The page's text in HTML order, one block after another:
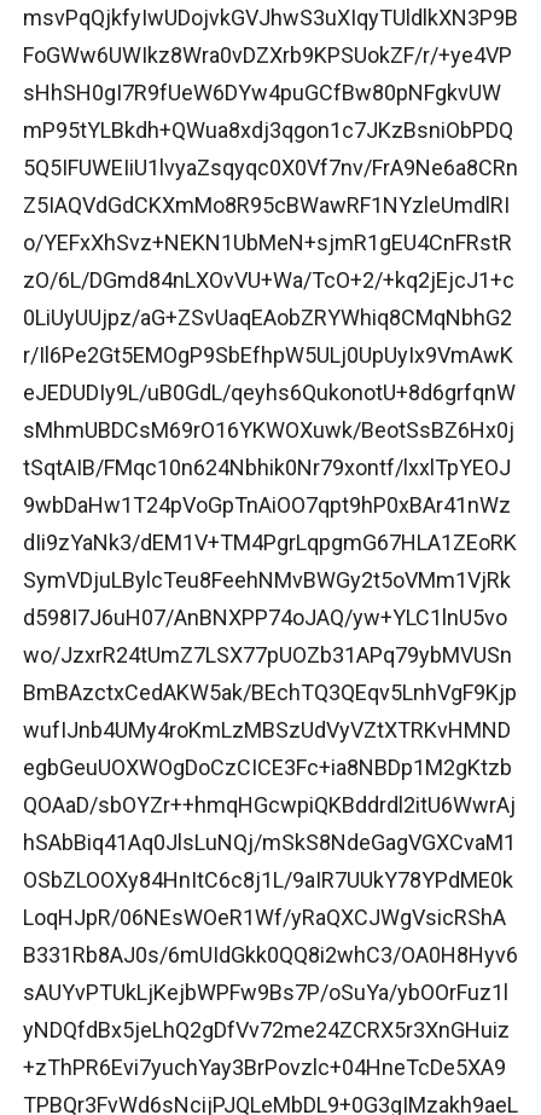
msvPqQjkfyIwUDojvkGVJhwS3uXIqyTUldlkXN3P9B
FoGWw6UWIkz8Wra0vDZXrb9KPSUokZF/r/+ye4VP
sHhSH0gI7R9fUeW6DYw4puGCfBw80pNFgkvUW
mP95tYLBkdh+QWua8xdj3qgon1c7JKzBsniObPDQ
5Q5IFUWEIiU1lvyaZsqyqc0X0Vf7nv/FrA9Ne6a8CRn
Z5IAQVdGdCKXmMo8R95cBWawRF1NYzleUmdlRI
o/YEFxXhSvz+NEKN1UbMeN+sjmR1gEU4CnFRstR
zO/6L/DGmd84nLXOvVU+Wa/TcO+2/+kq2jEjcJ1+c
0LiUyUUjpz/aG+ZSvUaqEAobZRYWhiq8CMqNbhG2
r/Il6Pe2Gt5EMOgP9SbEfhpW5ULj0UpUyIx9VmAwK
eJEDUDIy9L/uB0GdL/qeyhs6QukonotU+8d6grfqnW
sMhmUBDCsM69rO16YKWOXuwk/BeotSsBZ6Hx0j
tSqtAIB/FMqc10n624Nbhik0Nr79xontf/lxxlTpYEOJ
9wbDaHw1T24pVoGpTnAiOO7qpt9hP0xBAr41nWz
dIi9zYaNk3/dEM1V+TM4PgrLqpgmG67HLA1ZEoRK
SymVDjuLBylcTeu8FeehNMvBWGy2t5oVMm1VjRk
d598I7J6uH07/AnBNXPP74oJAQ/yw+YLC1lnU5vo
wo/JzxrR24tUmZ7LSX77pUOZb31APq79ybMVUSn
BmBAzctxCedAKW5ak/BEchTQ3QEqv5LnhVgF9Kjp
wufIJnb4UMy4roKmLzMBSzUdVyVZtXTRKvHMND
egbGeuUOXWOgDoCzCICE3Fc+ia8NBDp1M2gKtzb
QOAaD/sbOYZr++hmqHGcwpiQKBddrdl2itU6WwrAj
hSAbBiq41Aq0JlsLuNQj/mSkS8NdeGagVGXCvaM1
OSbZLOOXy84HnItC6c8j1L/9aIR7UUkY78YPdME0k
LoqHJpR/06NEsWOeR1Wf/yRaQXCJWgVsicRShA
B331Rb8AJ0s/6mUIdGkk0QQ8i2whC3/OA0H8Hyv6
sAUYvPTUkLjKejbWPFw9Bs7P/oSuYa/ybOOrFuz1l
yNDQfdBx5jeLhQ2gDfVv72me24ZCRX5r3XnGHuiz
+zThPR6Evi7yuchYay3BrPovzlc+04HneTcDe5XA9
TPBQr3FvWd6sNcijPJQLeMbDL9+0G3gIMzakh9aeL